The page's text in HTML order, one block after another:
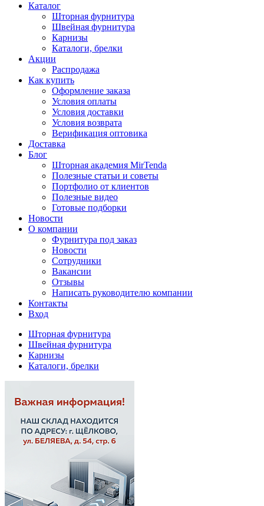
Каталог
Шторная фурнитура
Швейная фурнитура
Карнизы
Каталоги, брелки
Акции
Распродажа
Как купить
Оформление заказа
Условия оплаты
Условия доставки
Условия возврата
Верификация оптовика
Доставка
Блог
Шторная академия MirTenda
Полезные статьи и советы
Портфолио от клиентов
Полезные видео
Готовые подборки
Новости
О компании
Фурнитура под заказ
Новости
Сотрудники
Вакансии
Отзывы
Написать руководителю компании
Контакты
Вход
Шторная фурнитура
Швейная фурнитура
Карнизы
Каталоги, брелки